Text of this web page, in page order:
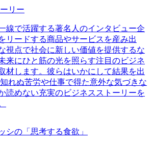
リー
線で活躍する著名人のインタビュー企
リードする商品やサービスを産み出
視点で社会に新しい価値を提供するな
来にひと筋の光を照らす注目のビジネ
材します。彼らはいかにして結果を出
れぬ苦労や仕事で得た意外な気づきな
読めない充実のビジネスストーリーを
シの「思考する食欲」